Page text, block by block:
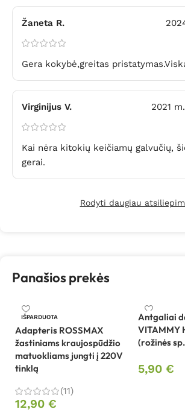
Žaneta R.
Gera kokybė,greitas
Virginijus V. 2021
Kai nėra kitokių keičiamų galvučių,
gerai.
Rodyti daugiau
Panašios prekės
IŠPARDUOTA
Adapteris ROSSMAX
žastiniams kraujospūdžio
matuokliams jungti į 220V
tinklą
(11)
12,90 €
Antgaliai
VITAMMY
(rožinės
5,90 €